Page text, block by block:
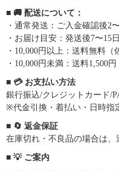
■ 🚚 配送について：
・通常発送：ご入金確認後2
・お届け目安：発送後7〜15日
・10,000円以上：送料無料
・10,000円未満：送料1,500円
■ 💳 お支払い方法
銀行振込/クレジットカード/
※代金引換・着払い・日時指
■ 🔄 返金保証
在庫切れ・不良品の場合は、
■ 💡 ご案内